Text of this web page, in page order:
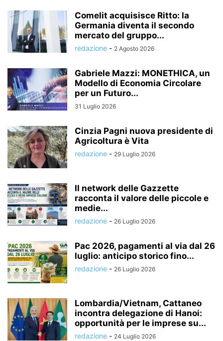
Comelit acquisisce Ritto: la
Germania diventa il secondo
mercato del gruppo...
redazione - 2 Agosto 2026
Gabriele Mazzi: MONETHICA, un
Modello di Economia Circolare
per un Futuro...
31 Luglio 2026
Cinzia Pagni nuova presidente di
Agricoltura è Vita
redazione - 29 Luglio 2026
Il network delle Gazzette
racconta il valore delle piccole e
medie...
redazione - 26 Luglio 2026
Pac 2026, pagamenti al via dal 26
luglio: anticipo storico fino...
redazione - 26 Luglio 2026
Lombardia/Vietnam, Cattaneo
incontra delegazione di Hanoi:
opportunità per le imprese su...
redazione - 24 Luglio 2026